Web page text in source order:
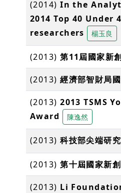
(2014)In the
2014 Top 40 Under
researchers
楊玉良
(2013)第11屆國家新
(2013)經濟部智財局
(2013)2013 TSMS
Award
陳逸然
(2013)科技部尖端研
(2013)第十屆國家新
(2013) Li